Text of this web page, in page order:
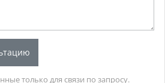
только для связи по запросу.